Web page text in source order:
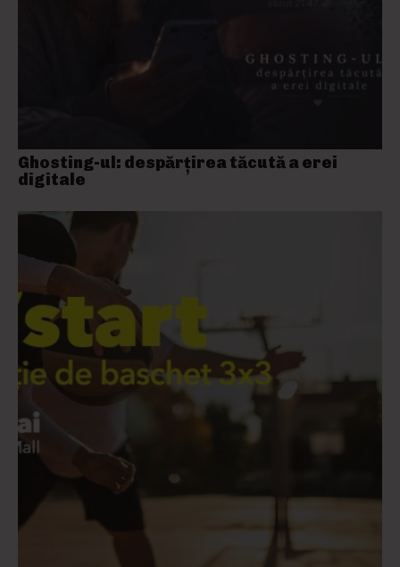
Ghosting-ul: despărțirea tăcută a erei
digitale